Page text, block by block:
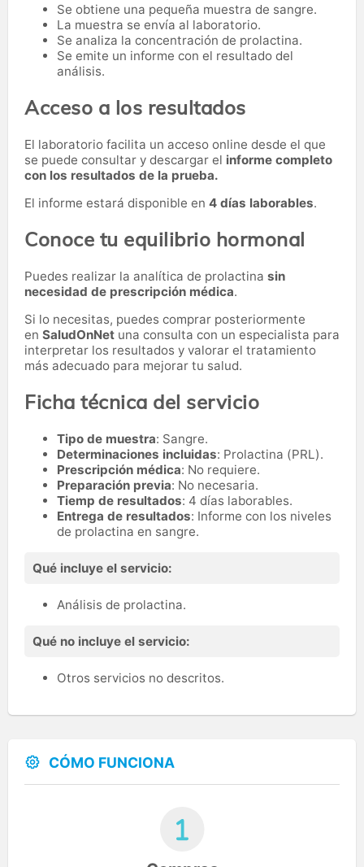
Se obtiene una pequeña muestra de sangre.
La muestra se envía al laboratorio.
Se analiza la concentración de prolactina.
Se emite un informe con el resultado del
análisis.
Acceso a los resultados
El laboratorio facilita un acceso online desde el que
se puede consultar y descargar el informe completo
con los resultados de la prueba.
El informe estará disponible en 4 días laborables.
Conoce tu equilibrio hormonal
Puedes realizar la analítica de prolactina sin
necesidad de prescripción médica.
Si lo necesitas, puedes comprar posteriormente
en SaludOnNet una consulta con un especialista para
interpretar los resultados y valorar el tratamiento
más adecuado para mejorar tu salud.
Ficha técnica del servicio
Tipo de muestra: Sangre.
Determinaciones incluidas: Prolactina (PRL).
Prescripción médica: No requiere.
Preparación previa: No necesaria.
Tiemp de resultados: 4 días laborables.
Entrega de resultados: Informe con los niveles
de prolactina en sangre.
Qué incluye el servicio:
Análisis de prolactina.
Qué no incluye el servicio:
Otros servicios no descritos.
CÓMO FUNCIONA